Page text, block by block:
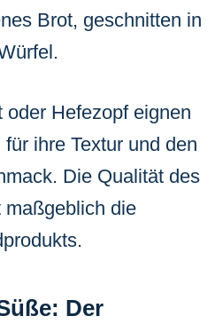
Brot, geschnitten in
oder Hefezopf eignen
ihre Textur und den
Die Qualität des
maßgeblich die
Der